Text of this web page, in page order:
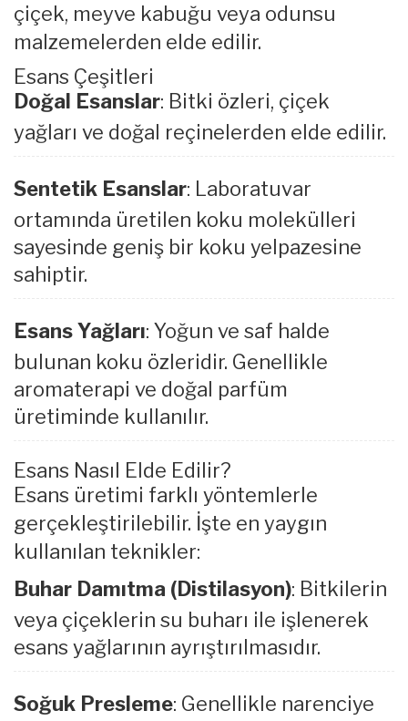
çiçek, meyve kabuğu veya odunsu
malzemelerden elde edilir.
Esans Çeşitleri
Doğal Esanslar: Bitki özleri, çiçek
yağları ve doğal reçinelerden elde edilir.
Sentetik Esanslar: Laboratuvar
ortamında üretilen koku molekülleri
sayesinde geniş bir koku yelpazesine
sahiptir.
Esans Yağları: Yoğun ve saf halde
bulunan koku özleridir. Genellikle
aromaterapi ve doğal parfüm
üretiminde kullanılır.
Esans Nasıl Elde Edilir?
Esans üretimi farklı yöntemlerle
gerçekleştirilebilir. İşte en yaygın
kullanılan teknikler:
Buhar Damıtma (Distilasyon): Bitkilerin
veya çiçeklerin su buharı ile işlenerek
esans yağlarının ayrıştırılmasıdır.
Soğuk Presleme: Genellikle narenciye